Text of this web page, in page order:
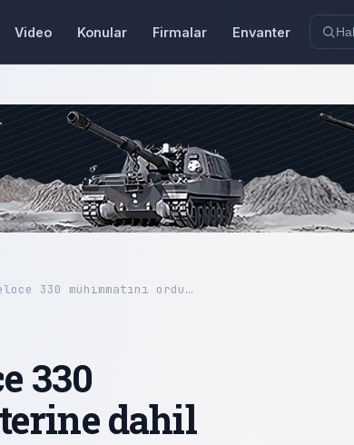
Video Konular Firmalar Envanter
330 mühimmatını ordu…
330
dahil